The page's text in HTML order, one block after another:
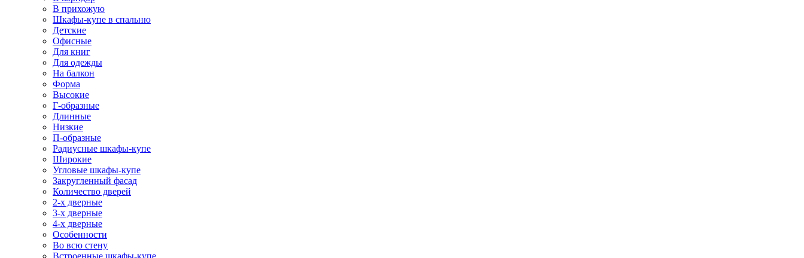
В прихожую
Шкафы-купе в спальню
Детские
Офисные
Для книг
Для одежды
На балкон
Форма
Высокие
Г-образные
Длинные
Низкие
П-образные
Радиусные шкафы-купе
Широкие
Угловые шкафы-купе
Закругленный фасад
Количество дверей
2-х дверные
3-х дверные
4-х дверные
Особенности
Во всю стену
Встроенные шкафы-купе